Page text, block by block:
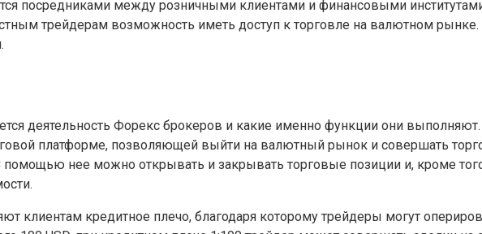
посредниками между розничными клиентами и финансовыми
трейдерам возможность иметь доступ к торговле на валютном
деятельность Форекс брокеров и какие именно функции они
платформе, позволяющей выйти на валютный рынок и совершать
нее можно открывать и закрывать торговые позиции и, кроме
клиентам кредитное плечо, благодаря которому трейдеры могут